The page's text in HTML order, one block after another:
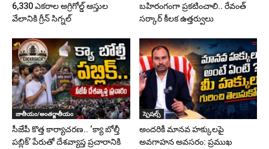
6,330 ఎకరాల అగ్రిగోల్డ్ ఆస్తుల
వేలానికి గ్రీన్ సిగ్నల్
బహిరంగంగా ప్రకటించాలి.. రేవంత్
సర్కార్ కీలక ఉత్తర్వులు
జాతీయం/అంతర్జాతీయం
సీజేపీ కొత్త కార్యాచరణ.. ‘క్యా బోల్తీ
పబ్లిక్’ పేరుతో దేశవ్యాప్త ప్రచారానికి
స్పెషల్స్
అందరికీ మానవ హక్కులపై
అవగాహన అవసరం: ప్రముఖ